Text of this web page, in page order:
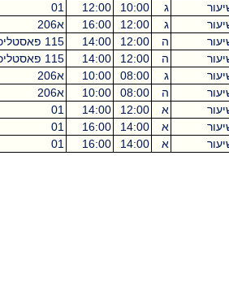
10:00
12:00
01 קיקואין
12:00
16:00 א206 מכסיקו
12:00
14:00 115 פאסטליכט מכסיקו 2
12:00
14:00 115 פאסטליכט מכסיקו 2
08:00
10:00 א206 מכסיקו
08:00
10:00 א206 מכסיקו
12:00
14:00
01 קיקואין
14:00
16:00
01 קיקואין
14:00
16:00
01 קיקואין